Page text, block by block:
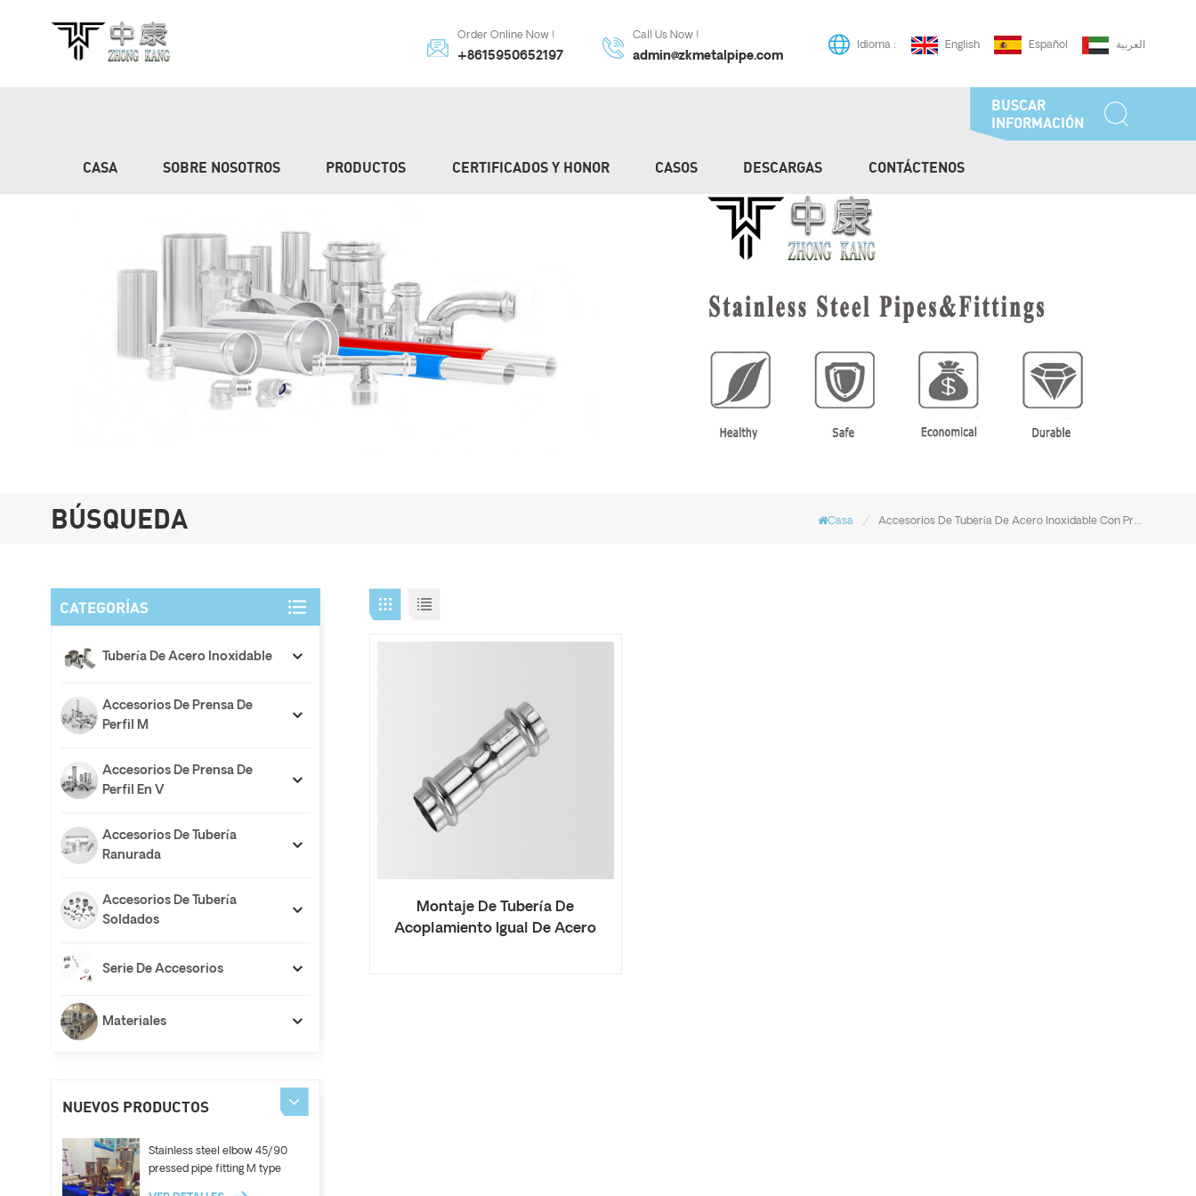
Idioma : English Español العربية
Order Online Now !
+8615950652197
Call Us Now !
admin@zkmetalpipe.com
BUSCAR
INFORMACIÓN
CASA SOBRE NOSOTROS PRODUCTOS CERTIFICADOS Y HONOR CASOS DESCARGAS CONTÁCTENOS
BÚSQUEDA Casa / Accesorios De Tubería De Acero Inoxidable Con Prensa En V
Montaje De Tubería De
Acoplamiento Igual De Acero
CATEGORÍAS
Tubería De Acero Inoxidable
Accesorios De Prensa De
Perfil M
Accesorios De Prensa De
Perfil En V
Accesorios De Tubería
Ranurada
Accesorios De Tubería
Soldados
Serie De Accesorios
Materiales
NUEVOS PRODUCTOS
Stainless steel elbow 45/90
pressed pipe fitting M type